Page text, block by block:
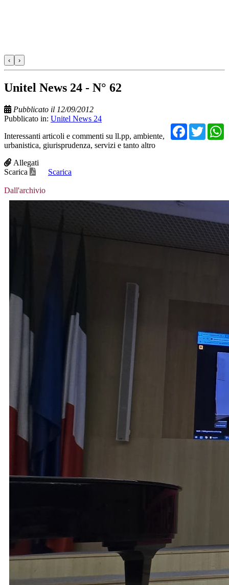
‹ ›
Unitel News 24 - N° 62
Pubblicato il 12/09/2012
Pubblicato in: Unitel News 24
Interessanti articoli e commenti su ll.pp, ambiente,
urbanistica, giurisprudenza, servizi e tanto altro
Allegati
Scarica
Scarica
Dall'archivio